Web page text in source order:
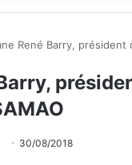
René Barry, président
30/08/2018